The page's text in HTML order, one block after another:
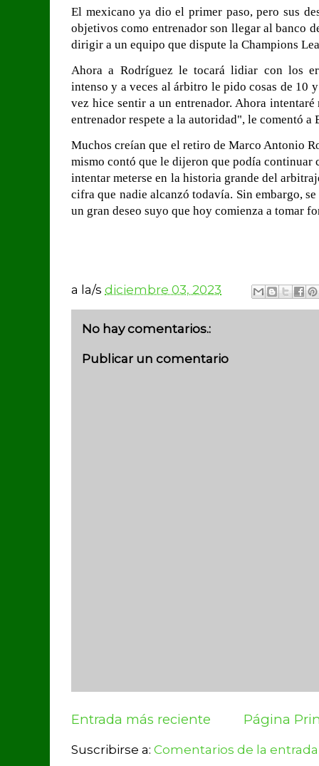
El mexicano ya dio el primer paso, pero sus
objetivos como entrenador son llegar al banco
dirigir a un equipo que dispute la Champions
Ahora a Rodríguez le tocará lidiar con los
intenso y a veces al árbitro le pido cosas de 10
vez hice sentir a un entrenador. Ahora
entrenador respete a la autoridad", le comentó a
Muchos creían que el retiro de Marco Antonio
mismo contó que le dijeron que podía continuar
intentar meterse en la historia grande del
cifra que nadie alcanzó todavía. Sin embargo,
un gran deseo suyo que hoy comienza a tomar
a la/s diciembre 03, 2023
No hay comentarios.:
Publicar un comentario
Entrada más reciente Página
Suscribirse a: Comentarios de la